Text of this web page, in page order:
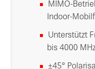
MIMO-
Indoor-
Unterstützt
bis 4000
±45°